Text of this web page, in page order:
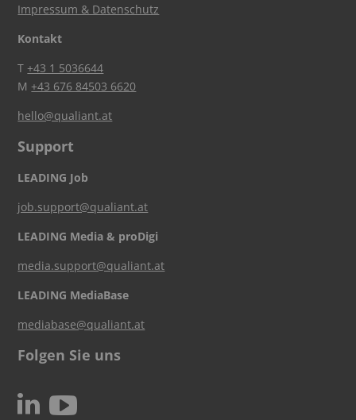
Impressum & Datenschutz
Kontakt
T+43 1 5036644
M+43 676 84503 6620
hello@qualiant.at
Support
LEADING Job
job.support@qualiant.at
LEADING Media & proDigi
media.support@qualiant.at
LEADING MediaBase
mediabase@qualiant.at
Folgen Sie uns
N c